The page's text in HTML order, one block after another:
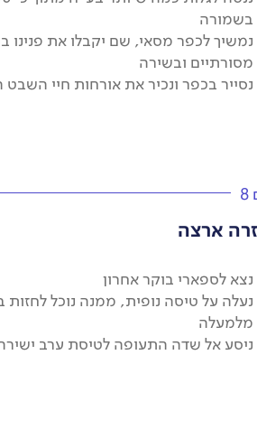
בשמורה
נמשיך לכפר מסאי, שם יקבלו את פנינו
מסורתיים ובשירה
נסייר בכפר ונכיר את אורחות חיי
ארצה
נצא לספארי בוקר אחרון
נעלה על טיסה נופית, ממנה נוכל לחזות
מלמעלה
ניסע אל שדה התעופה לטיסת ערב